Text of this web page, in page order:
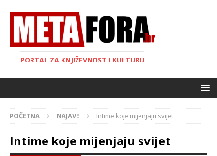
PORTAL ZA KNJIŽEVNOST I KULTURU
POČETNA NAJAVE Intime koje mijenjaju svijet
Intime koje mijenjaju svijet